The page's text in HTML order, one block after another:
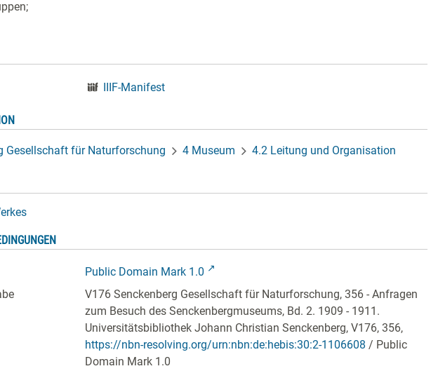
IIIF-Manifest
Gesellschaft für Naturforschung 4 Museum 4.2 Leitung und Organisation
Public Domain Mark 1.0
V176 Senckenberg Gesellschaft für Naturforschung, 356 - Anfragen
zum Besuch des Senckenbergmuseums, Bd. 2. 1909 - 1911.
Universitätsbibliothek Johann Christian Senckenberg, V176, 356,
https://nbn-resolving.org/urn:nbn:de:hebis:30:2-1106608 / Public
Domain Mark 1.0